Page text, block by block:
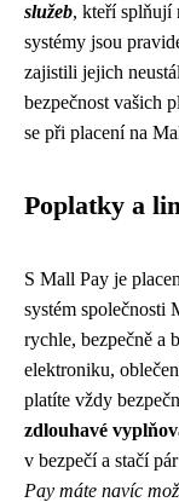
služeb, kteří splňují
systémy jsou
zajistili jejich
bezpečnost vašich
se při placení na
Poplatky a
S Mall Pay je
systém společnosti
rychle, bezpečně a
elektroniku,
platíte vždy
zdlouhavé
v bezpečí a stačí
Pay máte navíc